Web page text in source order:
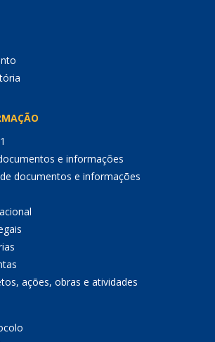
e informações
documentos e informações
ações, obras e atividades